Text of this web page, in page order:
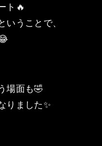
ト🔥
いうことで、
場面も🤣
りました✨